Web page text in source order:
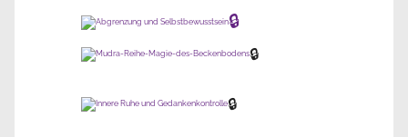
🔒
🔒
🔒